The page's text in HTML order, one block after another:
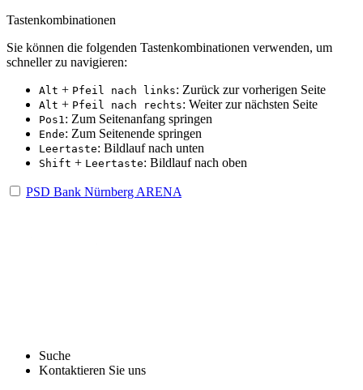
Tastenkombinationen
Sie können die folgenden Tastenkombinationen verwenden, um
schneller zu navigieren:
Alt + Pfeil nach links: Zurück zur vorherigen Seite
Alt + Pfeil nach rechts: Weiter zur nächsten Seite
Pos1: Zum Seitenanfang springen
Ende: Zum Seitenende springen
Leertaste: Bildlauf nach unten
Shift + Leertaste: Bildlauf nach oben
PSD Bank Nürnberg ARENA
Suche
Kontaktieren Sie uns